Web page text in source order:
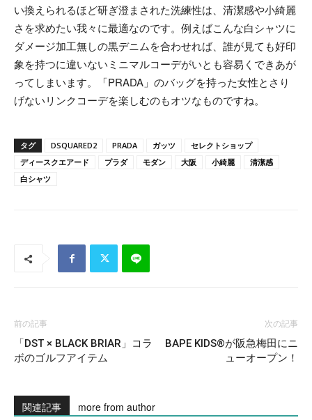
い換えられるほど研ぎ澄まされた洗練性は、清潔感や小綺麗
さを求めたい我々に最適なのです。例えばこんな白シャツに
ダメージ加工無しの黒デニムを合わせれば、誰が見ても好印
象を持つに違いないミニマルコーデがいとも容易くできあが
ってしまいます。「PRADA」のバッグを持った女性とさり
げないリンクコーデを楽しむのもオツなものですね。
タグ DSQUARED2 PRADA ガッツ
セレクトショップ
ディースクエアード
プラダ モダン 大阪 小綺麗
清潔感
白シャツ
前の記事
「DST × BLACK BRIAR」コラ
ボのゴルフアイテム
次の記事
BAPE KIDS®が阪急梅田にニ
ューオープン！
関連記事 more from author